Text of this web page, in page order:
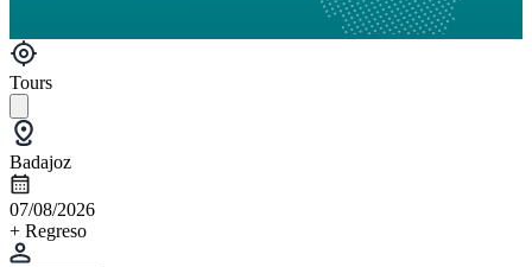
Tours
Badajoz
07/08/2026
+ Regreso